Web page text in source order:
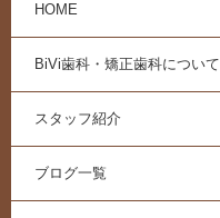
HOME
BiVi歯科・矯正歯科について
スタッフ紹介
ブログ一覧